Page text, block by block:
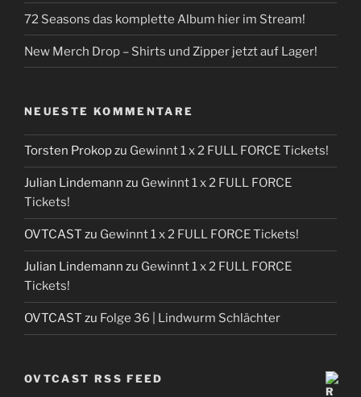
72 Seasons das komplette Album hier im Stream!
New Merch Drop – Shirts und Zipper jetzt auf Lager!
NEUESTE KOMMENTARE
Torsten Prokopzu Gewinnt 1 x 2 FULL FORCE Tickets!
Julian Lindemann zu Gewinnt 1 x 2 FULL FORCE
Tickets!
OVTCAST zu Gewinnt 1 x 2 FULL FORCE Tickets!
Julian Lindemann zu Gewinnt 1 x 2 FULL FORCE
Tickets!
OVTCAST zu Folge 36 | Lindwurm Schlächter
OVTCAST RSS FEED